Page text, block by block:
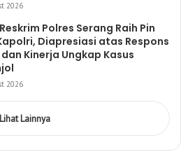
2026
Polres Serang Raih Pin
Diapresiasi atas Respons
Kinerja Ungkap Kasus
2026
Lihat Lainnya